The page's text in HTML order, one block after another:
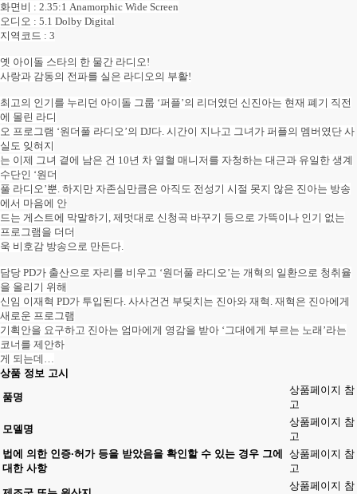
화면비 : 2.35:1 Anamorphic Wide Screen
오디오 : 5.1 Dolby Digital
지역코드 : 3
옛 아이돌 스타의 한 물간 라디오!
사랑과 감동의 전파를 실은 라디오의 부활!
최고의 인기를 누리던 아이돌 그룹 ‘퍼플’의 리더였던 신진아는 현재 폐기 직전
에 몰린 라디
오 프로그램 ‘원더풀 라디오’의 DJ다. 시간이 지나고 그녀가 퍼플의 멤버였단 사
실도 잊혀지
는 이제 그녀 곁에 남은 건 10년 차 열혈 매니저를 자청하는 대근과 유일한 생계
수단인 ‘원더
풀 라디오’뿐. 하지만 자존심만큼은 아직도 전성기 시절 못지 않은 진아는 방송
에서 마음에 안
드는 게스트에 막말하기, 제멋대로 신청곡 바꾸기 등으로 가뜩이나 인기 없는
프로그램을 더더
욱 비호감 방송으로 만든다.
담당 PD가 출산으로 자리를 비우고 ‘원더풀 라디오’는 개혁의 일환으로 청취율
을 올리기 위해
신임 이재혁 PD가 투입된다. 사사건건 부딪치는 진아와 재혁. 재혁은 진아에게
새로운 프로그램
기획안을 요구하고 진아는 엄마에게 영감을 받아 ‘그대에게 부르는 노래’라는
코너를 제안하
게 되는데…
상품 정보 고시
품명
상품페이지 참
고
모델명
상품페이지 참
고
법에 의한 인증·허가 등을 받았음을 확인할 수 있는 경우 그에
대한 사항
상품페이지 참
고
상품페이지 참